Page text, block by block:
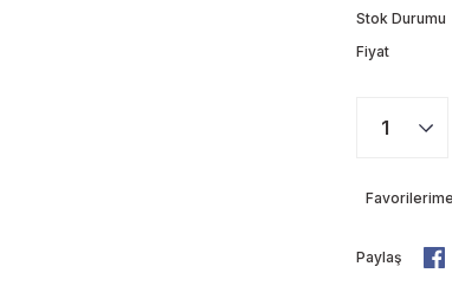
Stok Durumu
Fiyat
Paylaş